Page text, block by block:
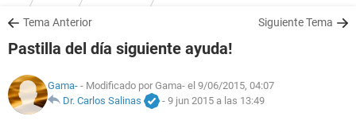
SALUD
NUTRICIÓN
Tema Anterior Siguiente Tema
Pastilla del día siguiente ayuda!
Gama- - Modificado por Gama- el 9/06/2015, 04:07
Dr. Carlos Salinas
- 9 jun 2015 a las 13:49